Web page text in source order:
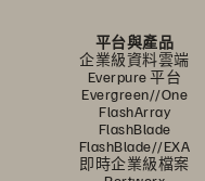
平台與產品
企業級資料雲端
Everpure 平台
Evergreen//One
FlashArray
FlashBlade
FlashBlade//EXA
即時企業級檔案